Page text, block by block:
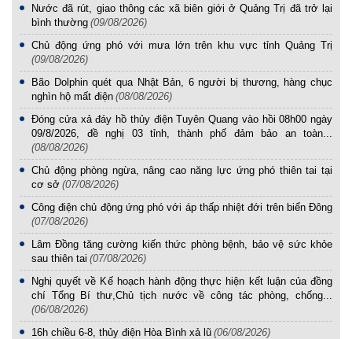
Nước đã rút, giao thông các xã biên giới ở Quảng Trị đã trở lại
bình thường (09/08/2026)
Chủ động ứng phó với mưa lớn trên khu vực tỉnh Quảng Trị
(09/08/2026)
Bão Dolphin quét qua Nhật Bản, 6 người bị thương, hàng chục
nghìn hộ mất điện (08/08/2026)
Đóng cửa xả đáy hồ thủy điện Tuyên Quang vào hồi 08h00 ngày
09/8/2026, đề nghị 03 tỉnh, thành phố đảm bảo an toàn...
(08/08/2026)
Chủ động phòng ngừa, nâng cao năng lực ứng phó thiên tai tại
cơ sở (07/08/2026)
Công điện chủ động ứng phó với áp thấp nhiệt đới trên biển Đông
(07/08/2026)
Lâm Đồng tăng cường kiến thức phòng bệnh, bảo vệ sức khỏe
sau thiên tai (07/08/2026)
Nghị quyết về Kế hoạch hành động thực hiện kết luận của đồng
chí Tổng Bí thư,Chủ tịch nước về công tác phòng, chống...
(06/08/2026)
16h chiều 6-8, thủy điện Hòa Bình xả lũ (06/08/2026)